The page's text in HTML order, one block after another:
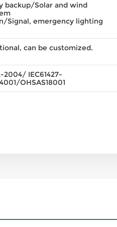
backup/Solar and wind
Signal, emergency lighting
can be customized.
2004/ IEC61427-
OHSAS18001